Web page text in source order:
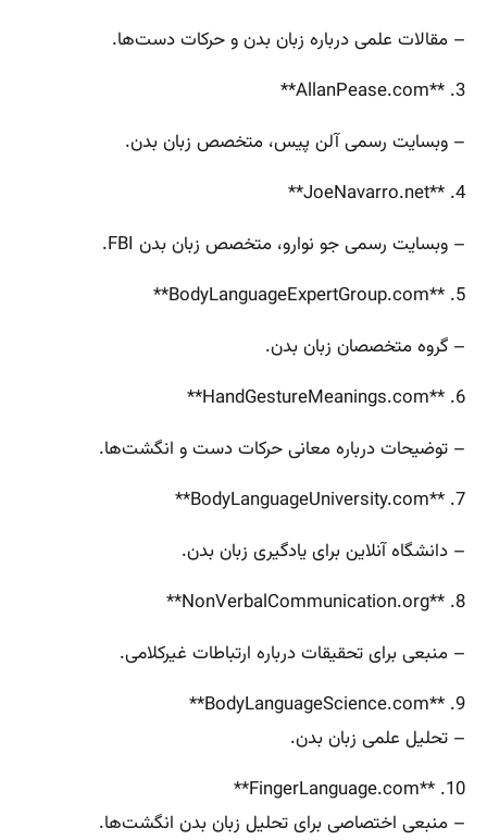
– مقالات علمی درباره زبان بدن و حرکات دست‌ها.
3. **AllanPease.com**
– وبسایت رسمی آلن پیس، متخصص زبان بدن.
4. **JoeNavarro.net**
– وبسایت رسمی جو نوارو، متخصص زبان بدن FBI.
5. **BodyLanguageExpertGroup.com**
– گروه متخصصان زبان بدن.
6. **HandGestureMeanings.com**
– توضیحات درباره معانی حرکات دست و انگشت‌ها.
7. **BodyLanguageUniversity.com**
– دانشگاه آنلاین برای یادگیری زبان بدن.
8. **NonVerbalCommunication.org**
– منبعی برای تحقیقات درباره ارتباطات غیرکلامی.
9. **BodyLanguageScience.com**
– تحلیل علمی زبان بدن.
10. **FingerLanguage.com**
– منبعی اختصاصی برای تحلیل زبان بدن انگشت‌ها.